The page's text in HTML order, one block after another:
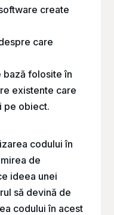
create
care
folosite în
existente care
pe obiect.
codului în
de
ideea unei
să devină de
codului în acest